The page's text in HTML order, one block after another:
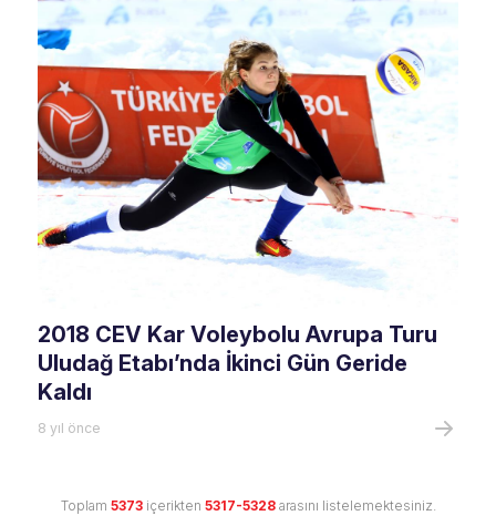
2018 CEV Kar Voleybolu Avrupa Turu
Uludağ Etabı’nda İkinci Gün Geride
Kaldı
8 yıl önce
Toplam 5373içerikten 5317-5328arasını listelemektesiniz.